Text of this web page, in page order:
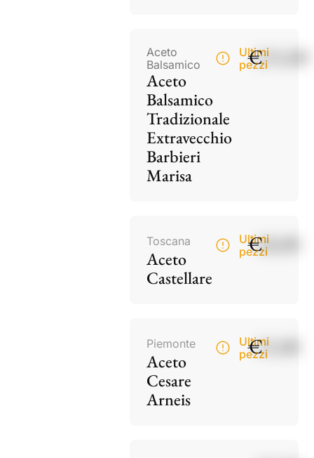
Aceto
Balsamico
Aceto
Balsamico
Tradizionale
Extravecchio
Barbieri
Marisa
Ultimi
pezzi
€115,00
Toscana
Aceto
Castellare
Ultimi
pezzi
€18,00
Piemonte
Aceto
Cesare
Arneis
Ultimi
pezzi
€15,00